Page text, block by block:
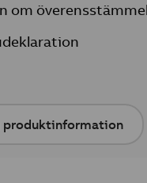
om
produktinformation